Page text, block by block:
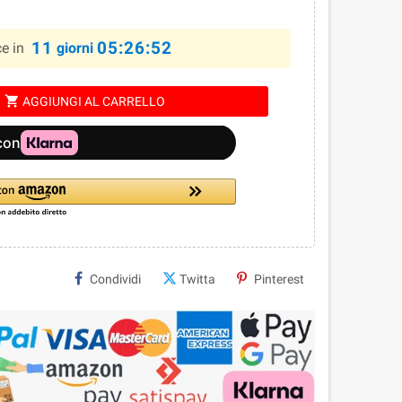
in 11 giorni 05:26:51
shopping_cart AGGIUNGI AL CARRELLO
Condividi Twitta Pinterest